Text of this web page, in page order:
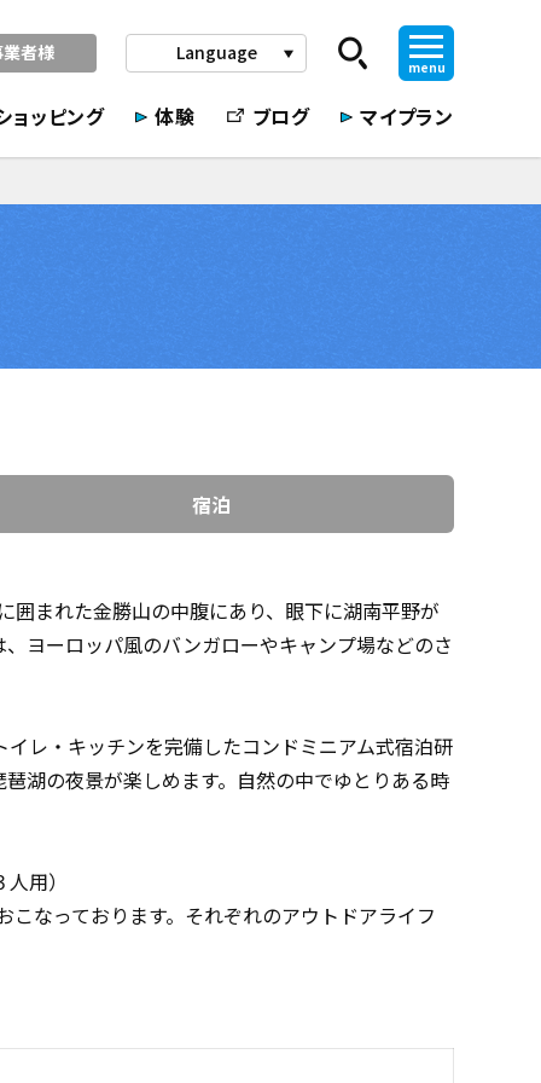
者様 Language play_arrow
menu
ョッピング 体験 ブログ マイプラン
宿泊
まれた金勝山の中腹にあり、眼下に湖南平野が
ヨーロッパ風のバンガローやキャンプ場などのさ
レ・キッチンを完備したコンドミニアム式宿泊研
湖の夜景が楽しめます。自然の中でゆとりある時
用）
なっております。それぞれのアウトドアライフ